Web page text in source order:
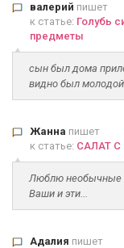
валерий пишет
к статье: Голубь
предметы
сын был дома
видно был
Жанна пишет
к статье: САЛАТ
Люблю необычные
Ваши и эти...
Адалия пишет